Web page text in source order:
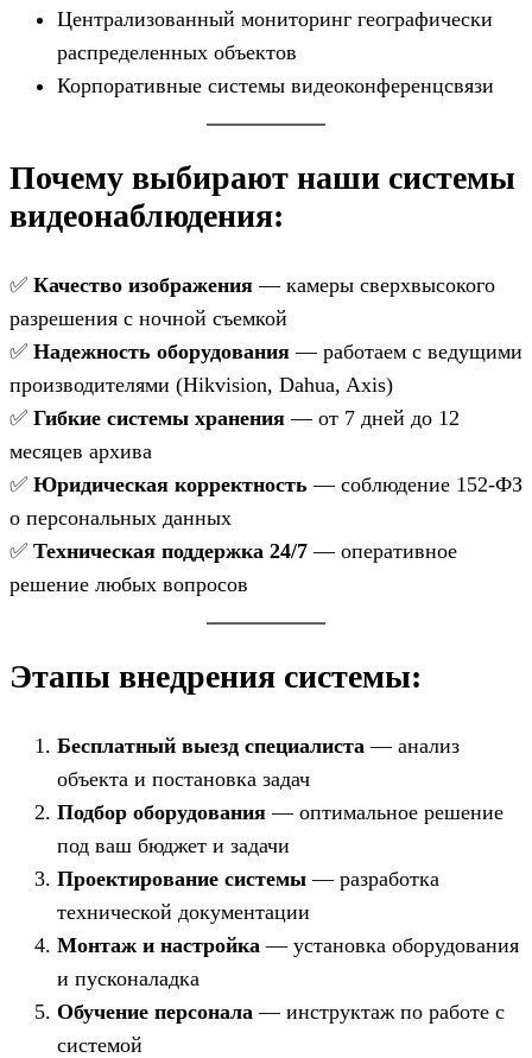
Централизованный мониторинг географически
распределенных объектов
Корпоративные системы видеоконференцсвязи
Почему выбирают наши системы
видеонаблюдения:
✅ Качество изображения — камеры сверхвысокого
разрешения с ночной съемкой
✅ Надежность оборудования — работаем с ведущими
производителями (Hikvision, Dahua, Axis)
✅ Гибкие системы хранения — от 7 дней до 12
месяцев архива
✅ Юридическая корректность — соблюдение 152-ФЗ
о персональных данных
✅ Техническая поддержка 24/7 — оперативное
решение любых вопросов
Этапы внедрения системы:
Бесплатный выезд специалиста — анализ
объекта и постановка задач
Подбор оборудования — оптимальное решение
под ваш бюджет и задачи
Проектирование системы — разработка
технической документации
Монтаж и настройка — установка оборудования
и пусконаладка
Обучение персонала — инструктаж по работе с
системой